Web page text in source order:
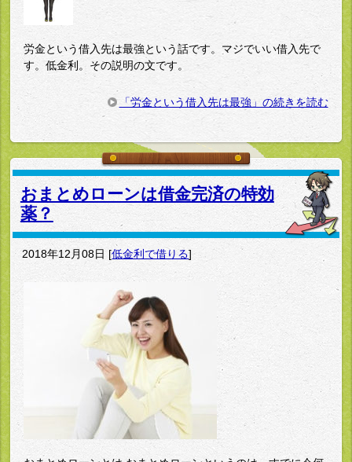
労金という借入先は最強という話です。マジでいい借入先で
す。低金利。その説明の文です。
「労金という借入先は最強」の続きを読む
おまとめローンは借金完済の特効
薬？
2018年12月08日 [低金利で借りる]